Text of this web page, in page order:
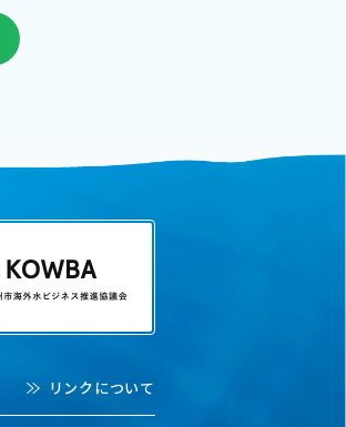
リンクについて